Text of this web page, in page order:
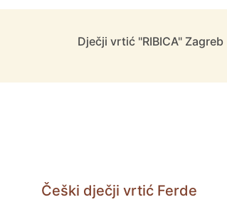
Dječji vrtić "RIBICA" Zagreb
Češki dječji vrtić Ferde